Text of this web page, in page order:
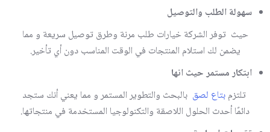
سهولة الطلب والتوصيل
حيث توفر الشركة خيارات طلب مرنة وطرق توصيل سريعة و مما
يضمن لك استلام المنتجات في الوقت المناسب دون أي تأخير.
ابتكار مستمر حيث انها
تلتزمبتاع لصق بالبحث والتطوير المستمر و مما يعني أنك ستجد
دائمًا أحدث الحلول اللاصقة والتكنولوجيا المستخدمة في منتجاتها.